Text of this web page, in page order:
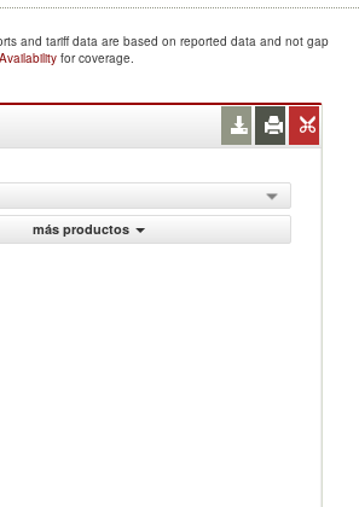
and tariff data are based on reported data and not gap
for coverage.
más productos